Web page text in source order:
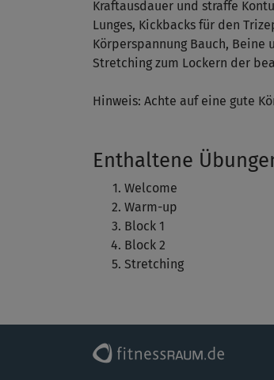
Kraftausdauer und straffe
Lunges, Kickbacks für den
Körperspannung Bauch,
Stretching zum Lockern der
Hinweis: Achte auf eine gute
Enthaltene
Welcome
Warm-up
Block 1
Block 2
Stretching